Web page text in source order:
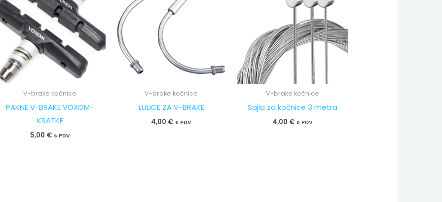
V-brake kočnice
PAKNE V-BRAKE VOXOM-
KRATKE
5,00 € s PDV
V-brake kočnice
LULICE ZA V-BRAKE
4,00 € s PDV
V-brake kočnice
Sajla za kočnice 3 metra
4,00 € s PDV